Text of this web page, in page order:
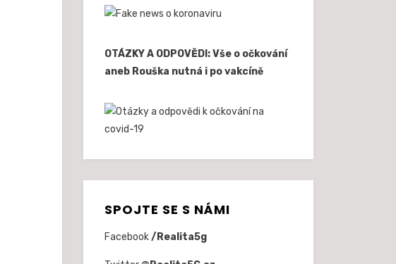
OTÁZKY A ODPOVĚDI: Vše o očkování
aneb Rouška nutná i po vakcíně
SPOJTE SE S NÁMI
Facebook/Realita5g